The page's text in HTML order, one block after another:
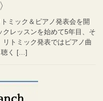
ミック＆ピアノ発表会を開
レッスンを始めて5年目、そ
トミック発表ではピアノ曲
聴く […]